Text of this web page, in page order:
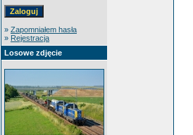
» Zapomniałem hasła
» Rejestracja
Losowe zdjęcie